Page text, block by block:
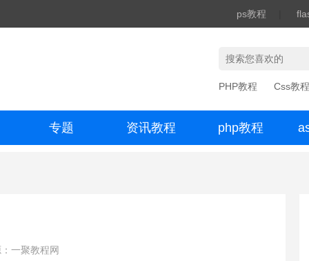
ps教程
PHP教程 Css教程
专题 资讯教程 php教程
一聚教程网